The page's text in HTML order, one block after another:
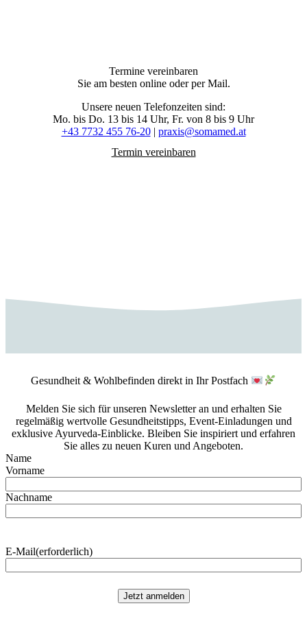
Termine vereinbaren
Sie am besten online oder per Mail.
Unsere neuen Telefonzeiten sind:
Mo. bis Do. 13 bis 14 Uhr, Fr. von 8 bis 9 Uhr
+43 7732 455 76-20| praxis@somamed.at
Termin vereinbaren
Gesundheit & Wohlbefinden direkt in Ihr Postfach
Melden Sie sich für unseren Newsletter an und erhalten Sie
regelmäßig wertvolle Gesundheitstipps, Event-Einladungen und
exklusive Ayurveda-Einblicke. Bleiben Sie inspiriert und erfahren
Sie alles zu neuen Kuren und Angeboten.
Name
Vorname
Nachname
E-Mail(erforderlich)
Jetzt anmelden